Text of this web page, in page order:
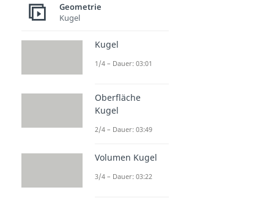
Geometrie
Kugel
Kugel
1/4 – Dauer: 03:01
Oberfläche
Kugel
2/4 – Dauer: 03:49
Volumen Kugel
3/4 – Dauer: 03:22